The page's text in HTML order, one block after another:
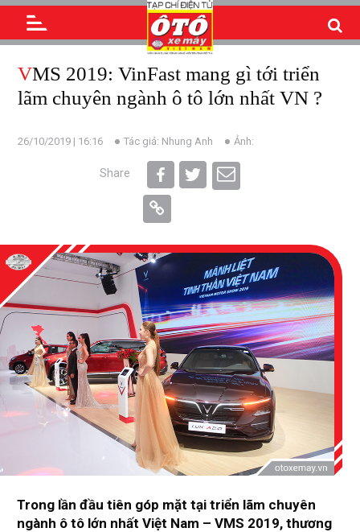
VMS 2019: VinFast mang gì tới triển
lãm chuyên ngành ô tô lớn nhất VN ?
26/10/2019 | 16:16 Tác giả: Nhung Anh Ảnh:
Share
Trong lần đầu tiên góp mặt tại triển lãm chuyên
ngành ô tô lớn nhất Việt Nam – VMS 2019, thương